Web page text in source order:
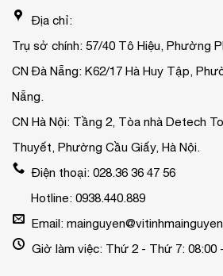
Địa chỉ:
Trụ sở chính: 57/40 Tô Hiệu, Phường
CN Đà Nẵng: K62/17 Hà Huy Tập,
Nẵng.
CN Hà Nội: Tầng 2, Tòa nhà Detech
Thuyết, Phường Cầu Giấy, Hà Nội.
Điện thoại: 028.36 36 47 56
Hotline: 0938.440.889
Email:
Giờ làm việc: Thứ 2 - Thứ 7: 08:00